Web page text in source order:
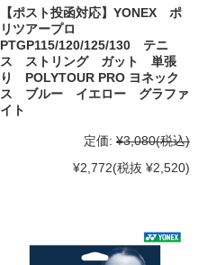
【ポスト投函対応】YONEX ポ
リツアープロ
PTGP115/120/125/130 テニ
ス ストリング ガット 単張
り POLYTOUR PRO ヨネック
ス ブルー イエロー グラファ
イト
定価: ¥3,080(税込)
¥2,772(税抜 ¥2,520)